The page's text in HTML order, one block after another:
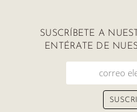
SUSCRÍBETE A
ENTÉRATE DE